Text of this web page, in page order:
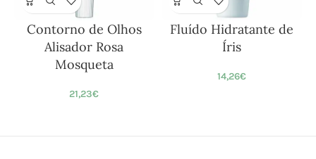
Contorno de Olhos
Alisador Rosa
Mosqueta
21,23€
Fluído Hidratante de
Íris
14,26€